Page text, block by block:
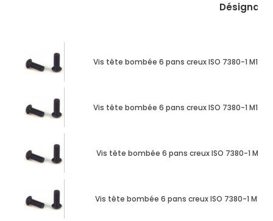
Vis tête bombée 6 pans creux ISO 7380-1 M10 X
Vis tête bombée 6 pans creux ISO 7380-1 M12 X
Vis tête bombée 6 pans creux ISO 7380-1 M8 X
Vis tête bombée 6 pans creux ISO 7380-1 M8 X